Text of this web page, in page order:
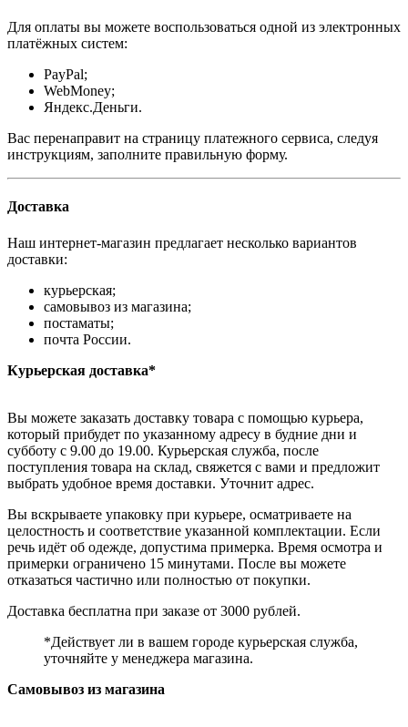
Для оплаты вы можете воспользоваться одной из электронных
платёжных систем:
PayPal;
WebMoney;
Яндекс.Деньги.
Вас перенаправит на страницу платежного сервиса, следуя
инструкциям, заполните правильную форму.
Доставка
Наш интернет-магазин предлагает несколько вариантов
доставки:
курьерская;
самовывоз из магазина;
постаматы;
почта России.
Курьерская доставка*
Вы можете заказать доставку товара с помощью курьера,
который прибудет по указанному адресу в будние дни и
субботу с 9.00 до 19.00. Курьерская служба, после
поступления товара на склад, свяжется с вами и предложит
выбрать удобное время доставки. Уточнит адрес.
Вы вскрываете упаковку при курьере, осматриваете на
целостность и соответствие указанной комплектации. Если
речь идёт об одежде, допустима примерка. Время осмотра и
примерки ограничено 15 минутами. После вы можете
отказаться частично или полностью от покупки.
Доставка бесплатна при заказе от 3000 рублей.
*Действует ли в вашем городе курьерская служба,
уточняйте у менеджера магазина.
Самовывоз из магазина